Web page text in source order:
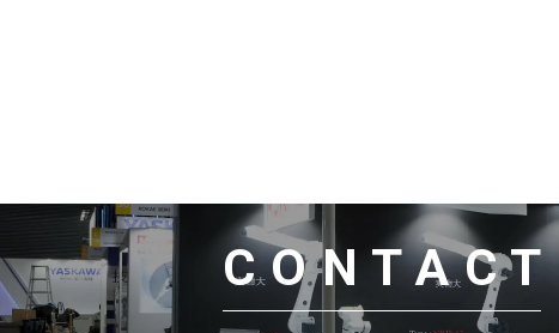
CONTACT